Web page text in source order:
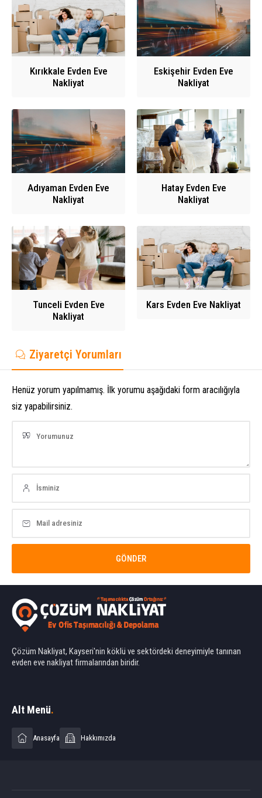
Kırıkkale Evden Eve
Nakliyat
Eskişehir Evden Eve
Nakliyat
Adıyaman Evden Eve
Nakliyat
Hatay Evden Eve
Nakliyat
Tunceli Evden Eve
Nakliyat
Kars Evden Eve Nakliyat
Ziyaretçi Yorumları
Henüz yorum yapılmamış. İlk yorumu aşağıdaki form aracılığıyla
siz yapabilirsiniz.
Çözüm Nakliyat, Kayseri'nin köklü ve sektördeki deneyimiyle tanınan
evden eve nakliyat firmalarından biridir.
Alt Menü.
Anasayfa Hakkımızda